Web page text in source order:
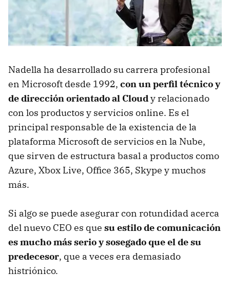
Nadella ha desarrollado su carrera profesional
en Microsoft desde 1992, con un perfil técnico y
de dirección orientado al Cloudy relacionado
con los productos y servicios online. Es el
principal responsable de la existencia de la
plataforma Microsoft de servicios en la Nube,
que sirven de estructura basal a productos como
Azure, Xbox Live, Office 365, Skype y muchos
más.
Si algo se puede asegurar con rotundidad acerca
del nuevo CEO es que su estilo de comunicación
es mucho más serio y sosegado que el de su
predecesor, que a veces era demasiado
histriónico.